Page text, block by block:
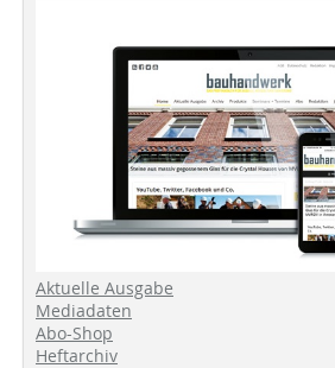
Aktuelle Ausgabe
Mediadaten
Abo-Shop
Heftarchiv